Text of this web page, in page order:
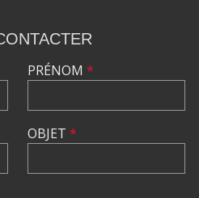
PRÉNOM *
OBJET *